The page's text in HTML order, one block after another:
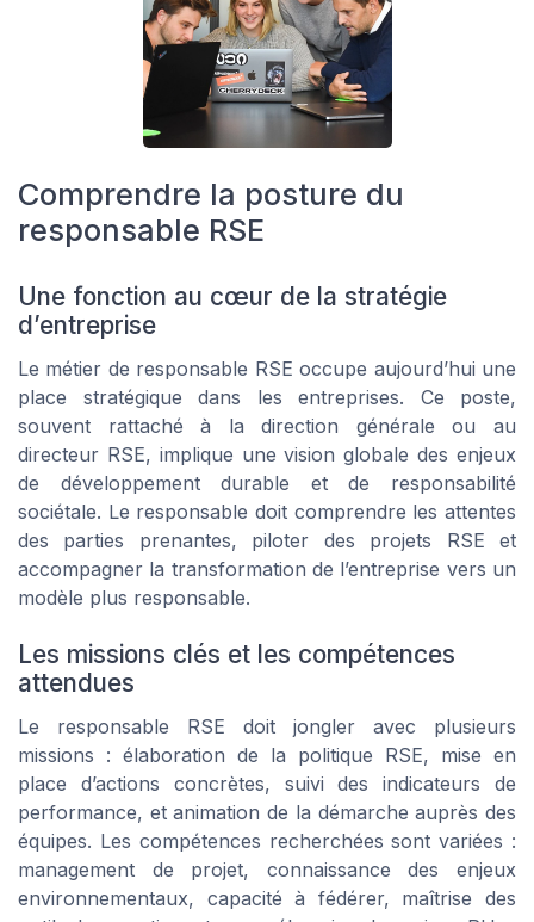
Comprendre la posture du
responsable RSE
Une fonction au cœur de la stratégie
d’entreprise
Le métier de responsable RSE occupe aujourd’hui une
place stratégique dans les entreprises. Ce poste,
souvent rattaché à la direction générale ou au
directeur RSE, implique une vision globale des enjeux
de développement durable et de responsabilité
sociétale. Le responsable doit comprendre les attentes
des parties prenantes, piloter des projets RSE et
accompagner la transformation de l’entreprise vers un
modèle plus responsable.
Les missions clés et les compétences
attendues
Le responsable RSE doit jongler avec plusieurs
missions : élaboration de la politique RSE, mise en
place d’actions concrètes, suivi des indicateurs de
performance, et animation de la démarche auprès des
équipes. Les compétences recherchées sont variées :
management de projet, connaissance des enjeux
environnementaux, capacité à fédérer, maîtrise des